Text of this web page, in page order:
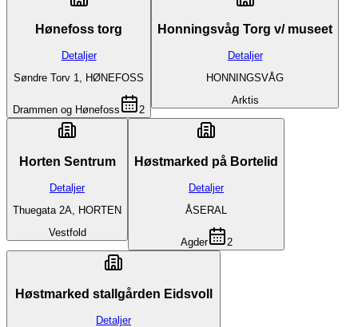
Hønefoss torg
Detaljer
Søndre Torv 1, HØNEFOSS
Drammen og Hønefoss 2
Honningsvåg Torg v/ museet
Detaljer
HONNINGSVÅG
Arktis
Horten Sentrum
Detaljer
Thuegata 2A, HORTEN
Vestfold
Høstmarked på Bortelid
Detaljer
ÅSERAL
Agder 2
Høstmarked stallgården Eidsvoll
Detaljer